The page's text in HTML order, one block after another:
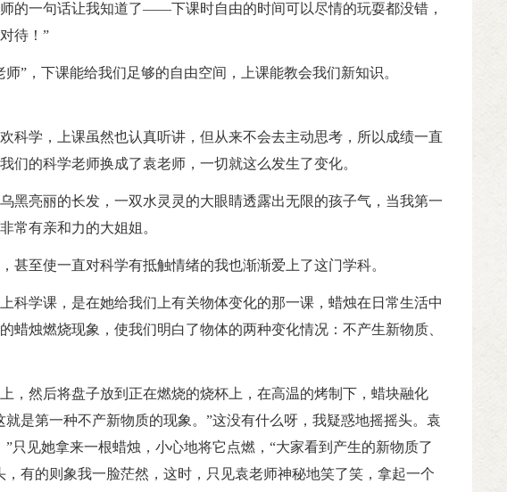
的一句话让我知道了——下课时自由的时间可以尽情的玩耍都没错，
待！”
”，下课能给我们足够的自由空间，上课能教会我们新知识。
科学，上课虽然也认真听讲，但从来不会去主动思考，所以成绩一直
们的科学老师换成了袁老师，一切就这么发生了变化。
黑亮丽的长发，一双水灵灵的大眼睛透露出无限的孩子气，当我第一
常有亲和力的大姐姐。
甚至使一直对科学有抵触情绪的我也渐渐爱上了这门学科。
科学课，是在她给我们上有关物体变化的那一课，蜡烛在日常生活中
蜡烛燃烧现象，使我们明白了物体的两种变化情况：不产生新物质、
，然后将盘子放到正在燃烧的烧杯上，在高温的烤制下，蜡块融化
是第一种不产新物质的现象。”这没有什么呀，我疑惑地摇摇头。袁
只见她拿来一根蜡烛，小心地将它点燃，“大家看到产生的新物质了
，有的则象我一脸茫然，这时，只见袁老师神秘地笑了笑，拿起一个